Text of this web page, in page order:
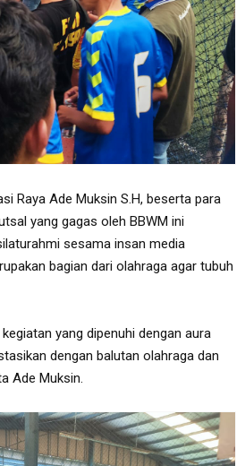
Raya Ade Muksin S.H, beserta para
yang gagas oleh BBWM ini
sesama insan media
bagian dari olahraga agar tubuh
yang dipenuhi dengan aura
dengan balutan olahraga dan
Ade Muksin.